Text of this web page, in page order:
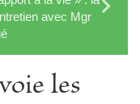
avec Mgr
les